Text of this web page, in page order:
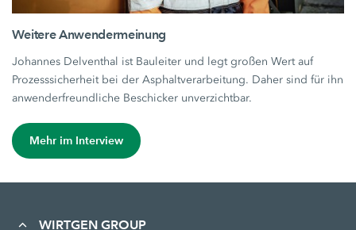
Weitere Anwendermeinung
Johannes Delventhal ist Bauleiter und legt großen Wert auf
Prozesssicherheit bei der Asphaltverarbeitung. Daher sind für ihn
anwenderfreundliche Beschicker unverzichtbar.
Mehr im Interview
WIRTGEN GROUP